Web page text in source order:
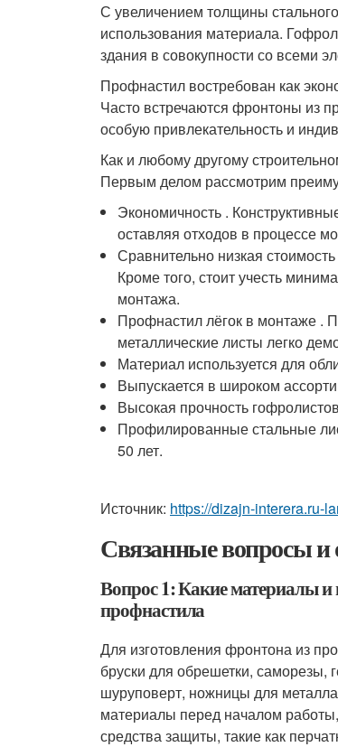
С увеличением толщины
использования материала.
здания в совокупности со всеми
Профнастил востребован как
Часто встречаются фронтоны из
особую привлекательность и
Как и любому другому
Первым делом рассмотрим
Экономичность .
оставляя отходов в процессе
Сравнительно низкая
Кроме того, стоит учесть
монтажа.
Профнастил лёгок в монтаже .
металлические листы легко
Материал используется для
Выпускается в широком
Высокая прочность
Профилированные стальные
50 лет.
Источник: https://dizajn-interera.ru-
Связанные вопросы и
Вопрос 1: Какие материалы и
профнастила
Для изготовления фронтона из
бруски для обрешетки, саморезы,
шуруповерт, ножницы для
материалы перед началом
средства защиты, такие как